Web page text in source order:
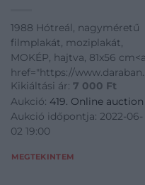
1988 Hótreál, nagyméretű
filmplakát, moziplakát,
MOKÉP, hajtva, 81x56 cm<a
href="https://
papirregiseg-
egyeb/Plakat~1000003/
Hotreal-nagymeretu-
filmplakat-moziplakat-
Kikiáltási ár: 7 000 Ft
Aukció: 419. Online auction
Aukció időpontja: 2022-06-
02 19:00
MEGTEKINTEM